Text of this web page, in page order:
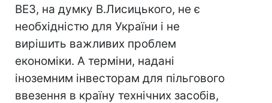
ВЕЗ, на думку В.Лисицького, не є
необхідністю для України і не
вирішить важливих проблем
економіки. А терміни, надані
іноземним інвесторам для пільгового
ввезення в країну технічних засобів,